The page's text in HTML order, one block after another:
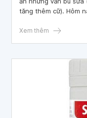
tăng thêm cữ). Hôm
(khoảng lưng chén)
Xem thêm